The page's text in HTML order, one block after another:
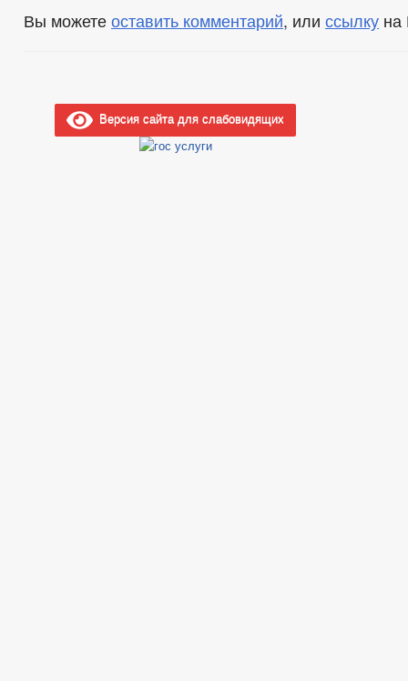
Вы можете оставить комментарий, или ссылку на
Версия сайта для слабовидящих